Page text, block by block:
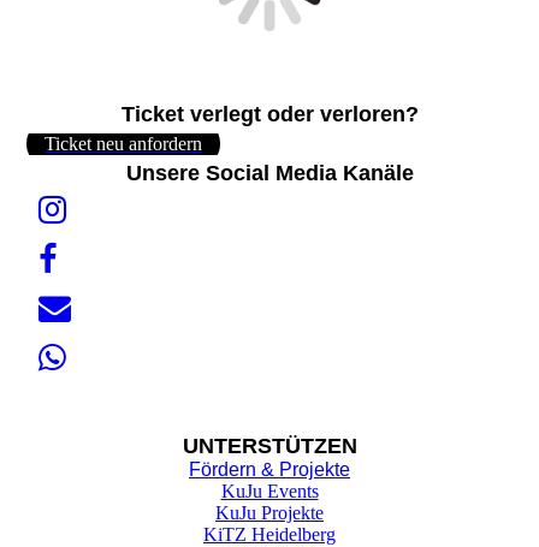
Ticket verlegt oder verloren?
Ticket neu anfordern
Unsere Social Media Kanäle
UNTERSTÜTZEN
Fördern & Projekte
KuJu Events
KuJu Projekte
KiTZ Heidelberg